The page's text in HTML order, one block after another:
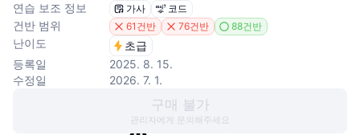
연습 보조 정보 가사 코드
건반 범위 61건반 76건반 88건반
난이도
초급
등록일
2025. 8. 15.
수정일
2026. 7. 1.
구매 불가
관리자에게 문의해주세요